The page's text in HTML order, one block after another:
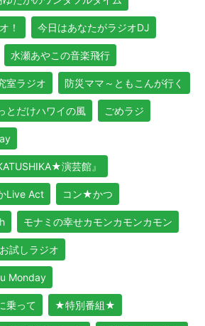
！ 今日はあなたがラジオDJ
水瀬あやこの音楽飛行
室ラジオ 防災ママ～ともこんが行く
とだけハワイの風 ごめラジ
演芸館』
Live Act コン★かつ
モナミの幸せカモンカモンカモン
試しラジオ
Monday
乗って ★特別番組★